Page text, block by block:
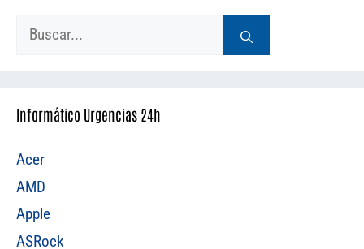
Informático Urgencias 24h
Acer
AMD
Apple
ASRock